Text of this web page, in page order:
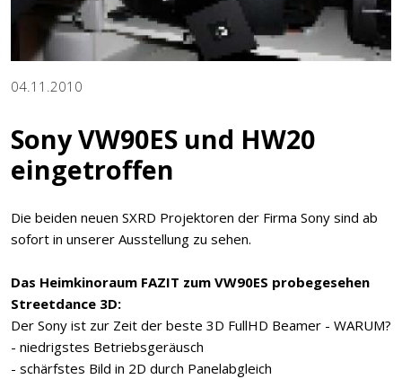
04.11.2010
Sony VW90ES und HW20
eingetroffen
Die beiden neuen SXRD Projektoren der Firma Sony sind ab
sofort in unserer Ausstellung zu sehen.
Das Heimkinoraum FAZIT zum VW90ES probegesehen
Streetdance 3D:
Der Sony ist zur Zeit der beste 3D FullHD Beamer - WARUM?
- niedrigstes Betriebsgeräusch
- schärfstes Bild in 2D durch Panelabgleich